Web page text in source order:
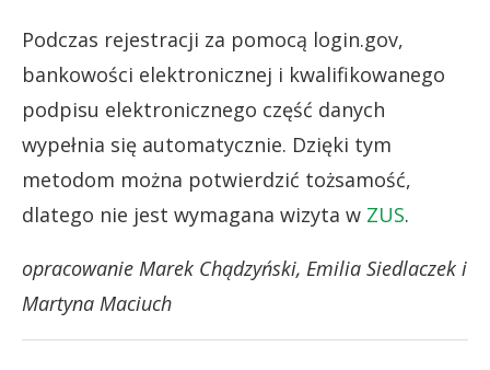
Podczas rejestracji za pomocą login.gov,
bankowości elektronicznej i kwalifikowanego
podpisu elektronicznego część danych
wypełnia się automatycznie. Dzięki tym
metodom można potwierdzić tożsamość,
dlatego nie jest wymagana wizyta w ZUS.
opracowanie Marek Chądzyński, Emilia Siedlaczek i
Martyna Maciuch